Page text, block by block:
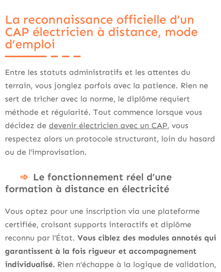
La reconnaissance officielle d’un
CAP électricien à distance, mode
d’emploi
Entre les statuts administratifs et les attentes du
terrain, vous jonglez parfois avec la patience. Rien ne
sert de tricher avec la norme, le diplôme requiert
méthode et régularité. Tout commence lorsque vous
décidez de devenir électricien avec un CAP, vous
respectez alors un protocole structurant, loin du hasard
ou de l’improvisation.
Le fonctionnement réel d’une
formation à distance en électricité
Vous optez pour une inscription via une plateforme
certifiée, croisant supports interactifs et diplôme
reconnu par l’État. Vous ciblez des modules annotés qui
garantissent à la fois rigueur et accompagnement
individualisé. Rien n’échappe à la logique de validation,